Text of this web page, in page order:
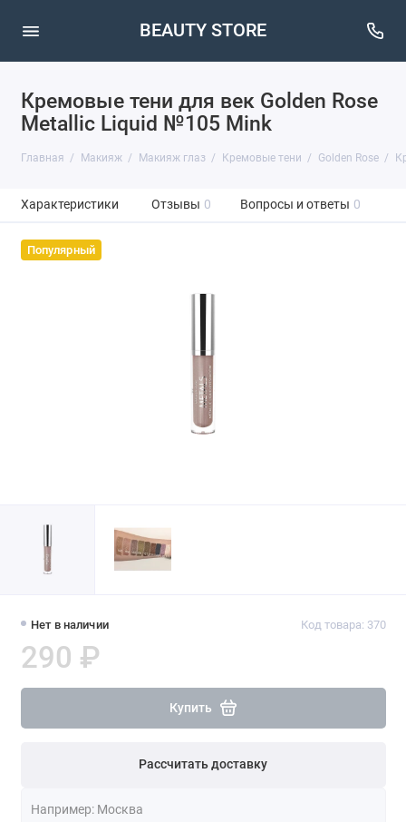
BEAUTY STORE
Кремовые тени для век Golden Rose
Metallic Liquid №105 Mink
Главная Макияж Макияж глаз Кремовые тени Golden Rose
Характеристики Отзывы 0 Вопросы и ответы 0
Популярный
Нет в наличии Код товара: 370
290 ₽
Купить
Рассчитать доставку